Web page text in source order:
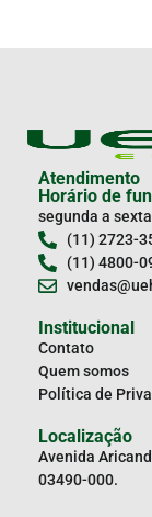
Atendimento
Horário de
segunda a
(11) 2723-
(11) 4800-
Institucional
Contato
Quem somos
Política de
Localização
Avenida
03490-000.